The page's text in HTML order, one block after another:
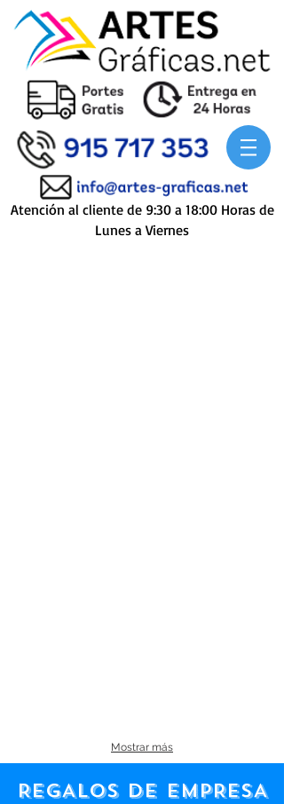
Atención al cliente de 9:30 a 18:00 Horas de
Lunes a Viernes
Mostrar más
REGALOS DE EMPRESA